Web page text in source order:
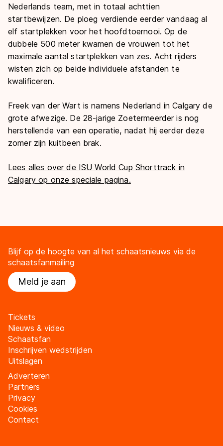
Nederlands team, met in totaal achttien
startbewijzen. De ploeg verdiende eerder vandaag al
elf startplekken voor het hoofdtoernooi. Op de
dubbele 500 meter kwamen de vrouwen tot het
maximale aantal startplekken van zes. Acht rijders
wisten zich op beide individuele afstanden te
kwalificeren.
Freek van der Wart is namens Nederland in Calgary de
grote afwezige. De 28-jarige Zoetermeerder is nog
herstellende van een operatie, nadat hij eerder deze
zomer zijn kuitbeen brak.
Lees alles over de ISU World Cup Shorttrack in
Calgary op onze speciale pagina.
Blijf op de hoogte van al het schaatsnieuws via de
schaatsfanmailing
Meld je aan
Tickets
Nieuws & video
Schaatsfan
Inschrijven wedstrijden
Uitslagen
Adverteren
Partners
Privacy
Cookies
Contact